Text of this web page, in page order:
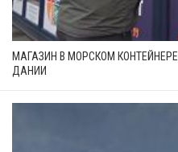
МАГАЗИН В МОРСКОМ
ДАНИИ